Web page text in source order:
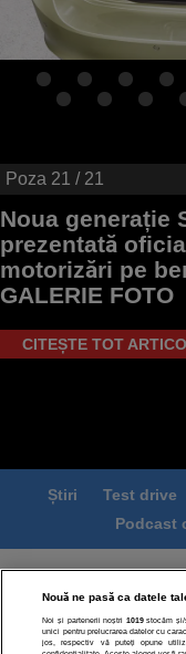
Poza 21 / 21
Noua generație
prezentată
motorizări pe
GALERIE FOTO
CITEȘTE TOT
Știri Test drive
Podcast
Termeni si
Politica de
Nouă ne pasă ca datele
Noi și partenerii noștri 1019stocăm și/
unici pentru prelucrarea datelor cu
jos, respectiv vă puteți opune